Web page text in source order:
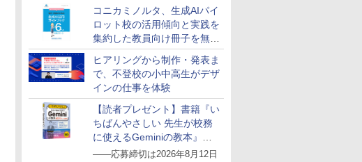
コニカミノルタ、生成AIパイ
ロット校の活用傾向と実践を
集約した教員向け冊子を無料
公開
ヒアリングから制作・発表ま
で、不登校の小中高生がデザ
インの仕事を体験
【読者プレゼント】書籍『い
ちばんやさしい 先生が校務
に使えるGeminiの教本』を
抽選で5名様にプレゼント
――応募締切は2026年8月12日